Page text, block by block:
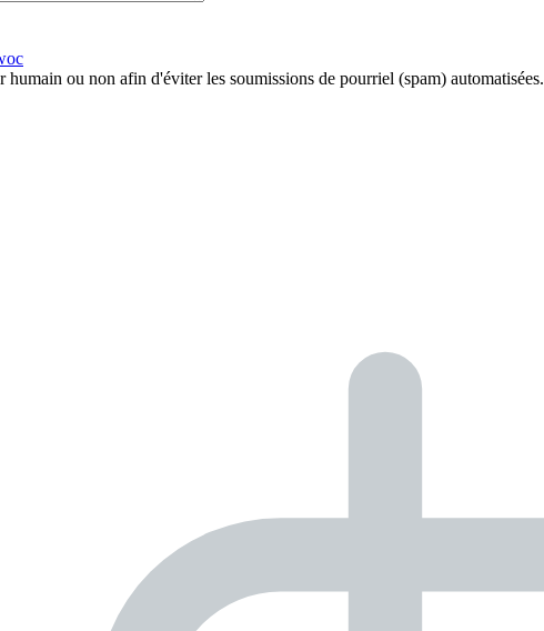
ou non afin d'éviter les soumissions de pourriel (spam) automatisées.